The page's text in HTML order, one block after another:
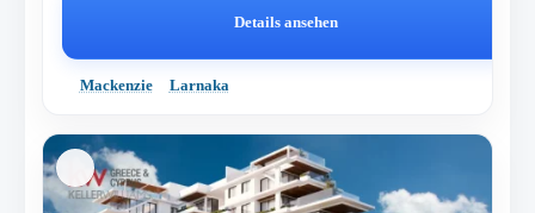
Details ansehen
Mackenzie Larnaka